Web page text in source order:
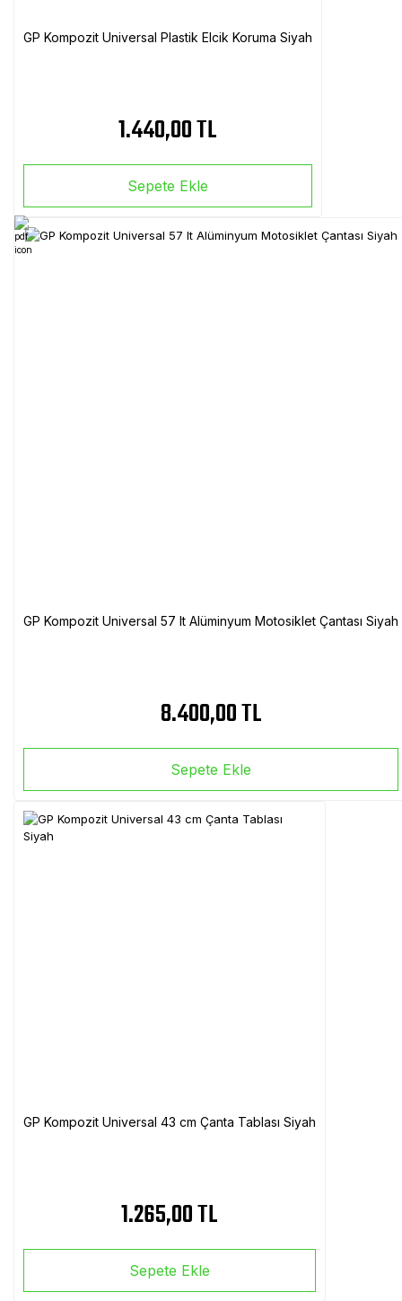
GP Kompozit Universal Plastik Elcik Koruma Siyah
1.440,00 TL
Sepete Ekle
GP Kompozit Universal 57 lt Alüminyum Motosiklet Çantası Siyah
8.400,00 TL
Sepete Ekle
GP Kompozit Universal 43 cm Çanta Tablası Siyah
1.265,00 TL
Sepete Ekle